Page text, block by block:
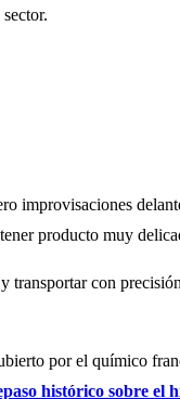
improvisaciones
producto muy
con
por el químico
histórico sobre el